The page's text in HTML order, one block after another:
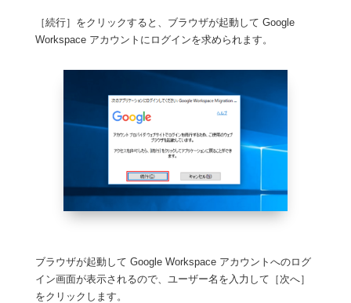
［続行］をクリックすると、ブラウザが起動して Google
Workspace アカウントにログインを求められます。
ブラウザが起動して Google Workspace アカウントへのログ
イン画面が表示されるので、ユーザー名を入力して［次へ］
をクリックします。